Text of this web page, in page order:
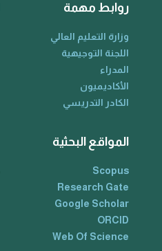
روابط مهمة
وزارة التعليم العالي
اللجنة التوجيهية
المدراء
الأكاديميون
الكادر التدريسي
المواقع البحثية
Scopus
Research Gate
Google Scholar
ORCID
Web Of Science